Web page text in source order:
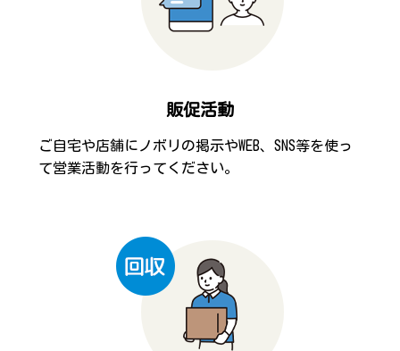
販促活動
ご自宅や店舗にノボリの掲示やWEB、SNS等を使っ
て営業活動を行ってください。